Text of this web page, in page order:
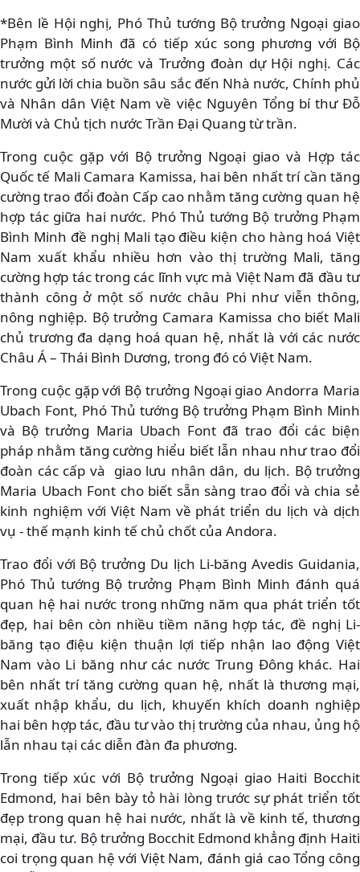
*Bên lề Hội nghị, Phó Thủ tướng Bộ trưởng Ngoại giao
Phạm Bình Minh đã có tiếp xúc song phương với Bộ
trưởng một số nước và Trưởng đoàn dự Hội nghị. Các
nước gửi lời chia buồn sâu sắc đến Nhà nước, Chính phủ
và Nhân dân Việt Nam về việc Nguyên Tổng bí thư Đỗ
Mười và Chủ tịch nước Trần Đại Quang từ trần.
Trong cuộc gặp với Bộ trưởng Ngoại giao và Hợp tác
Quốc tế Mali Camara Kamissa, hai bên nhất trí cần tăng
cường trao đổi đoàn Cấp cao nhằm tăng cường quan hệ
hợp tác giữa hai nước. Phó Thủ tướng Bộ trưởng Phạm
Bình Minh đề nghị Mali tạo điều kiện cho hàng hoá Việt
Nam xuất khẩu nhiều hơn vào thị trường Mali, tăng
cường hợp tác trong các lĩnh vực mà Việt Nam đã đầu tư
thành công ở một số nước châu Phi như viễn thông,
nông nghiệp. Bộ trưởng Camara Kamissa cho biết Mali
chủ trương đa dạng hoá quan hệ, nhất là với các nước
Châu Á – Thái Bình Dương, trong đó có Việt Nam.
Trong cuộc gặp với Bộ trưởng Ngoại giao Andorra Maria
Ubach Font, Phó Thủ tướng Bộ trưởng Phạm Bình Minh
và Bộ trưởng Maria Ubach Font đã trao đổi các biện
pháp nhằm tăng cường hiểu biết lẫn nhau như trao đổi
đoàn các cấp và giao lưu nhân dân, du lịch. Bộ trưởng
Maria Ubach Font cho biết sẵn sàng trao đổi và chia sẻ
kinh nghiệm với Việt Nam về phát triển du lịch và dịch
vụ - thế mạnh kinh tế chủ chốt của Andora.
Trao đổi với Bộ trưởng Du lịch Li-băng Avedis Guidania,
Phó Thủ tướng Bộ trưởng Phạm Bình Minh đánh quá
quan hệ hai nước trong những năm qua phát triển tốt
đẹp, hai bên còn nhiều tiềm năng hợp tác, đề nghị Li-
băng tạo điệu kiện thuận lợi tiếp nhận lao động Việt
Nam vào Li băng như các nước Trung Đông khác. Hai
bên nhất trí tăng cường quan hệ, nhất là thương mại,
xuất nhập khẩu, du lịch, khuyến khích doanh nghiệp
hai bên hợp tác, đầu tư vào thị trường của nhau, ủng hộ
lẫn nhau tại các diễn đàn đa phương.
Trong tiếp xúc với Bộ trưởng Ngoại giao Haiti Bocchit
Edmond, hai bên bày tỏ hài lòng trước sự phát triển tốt
đẹp trong quan hệ hai nước, nhất là về kinh tế, thương
mại, đầu tư. Bộ trưởng Bocchit Edmond khẳng định Haiti
coi trọng quan hệ với Việt Nam, đánh giá cao Tổng công